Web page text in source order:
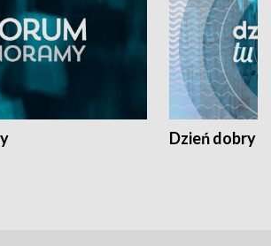
Dzień dobry